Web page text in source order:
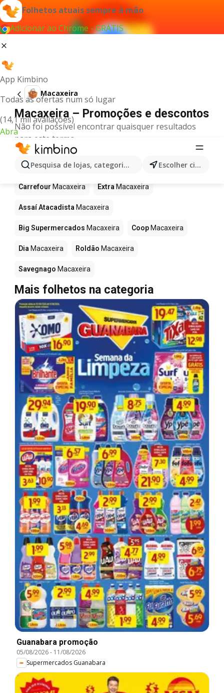
Folhetos atuais sempre à mão
Adicionar ao Chrome - GRÁTIS
App Kimbino
Todas as ofertas num só lugar
(14,1 mil avaliações)
Abra
Pesquisa de lojas, categorias,produtos... Escolher cidade
Macaxeira
Macaxeira – Promoções e descontos
Não foi possível encontrar quaisquer resultados
para este termo.
Macaxeira em promoção - Onde
comprar?
Carrefour Macaxeira Extra Macaxeira
Assaí Atacadista Macaxeira
Big Supermercados Macaxeira Coop Macaxeira
Dia Macaxeira Roldão Macaxeira
Savegnago Macaxeira
Mais folhetos na categoria
Guanabara promoção
05/08/2026- 11/08/2026
Supermercados Guanabara